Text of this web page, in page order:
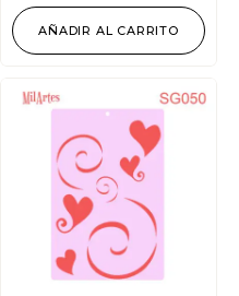
AÑADIR AL CARRITO